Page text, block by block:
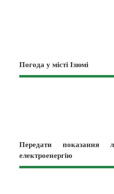
Погода у місті Ізюмі
Передати показання
електроенергію